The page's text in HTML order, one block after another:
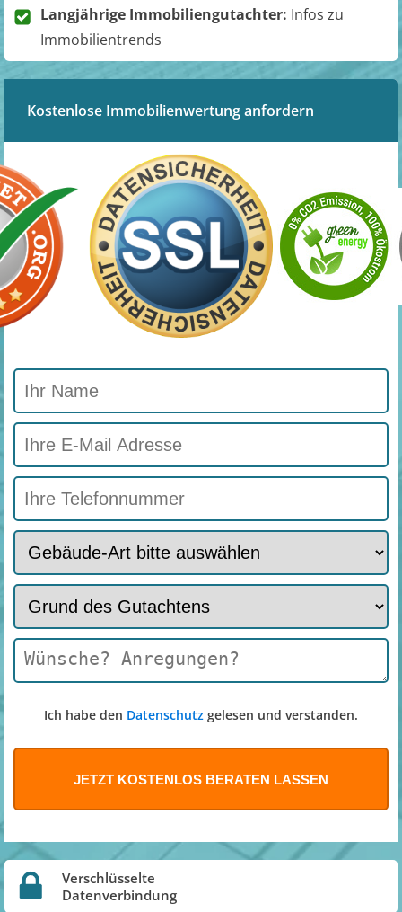
Langjährige Immobiliengutachter: Infos zu
Immobilientrends
Kostenlose Immobilienwertung anfordern
Ich habe den Datenschutz gelesen und verstanden.
Verschlüsselte
Datenverbindung